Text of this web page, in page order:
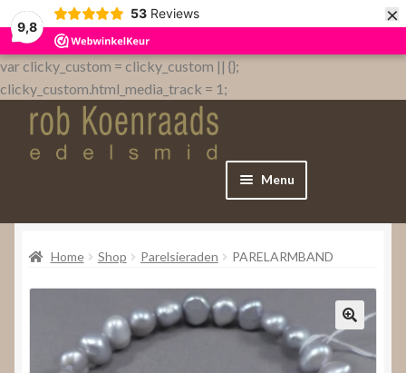
9,8
53 Reviews ×
var clicky_custom = clicky_custom || {};
clicky_custom.html_media_track = 1;
Menu
Home
Contact
Home Shop Parelsieraden PARELARMBAND